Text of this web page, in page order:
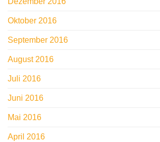
Oktober 2016
September 2016
August 2016
Juli 2016
Juni 2016
Mai 2016
April 2016